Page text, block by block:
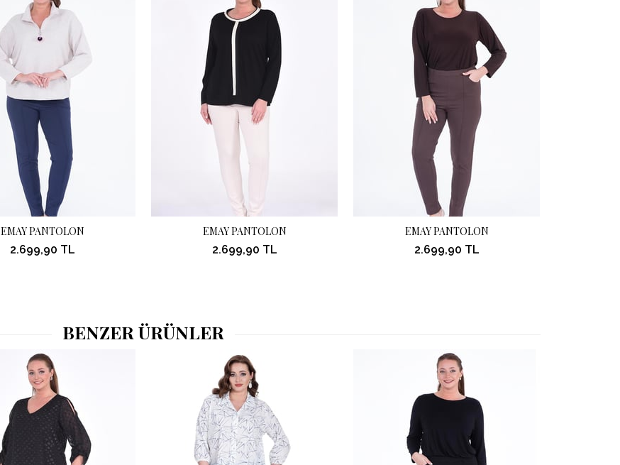
EMAY PANTOLON
2.699,90 TL
EMAY PANTOLON
2.699,90 TL
EMAY PANTOLON
2.699,90 TL
BENZER ÜRÜNLER